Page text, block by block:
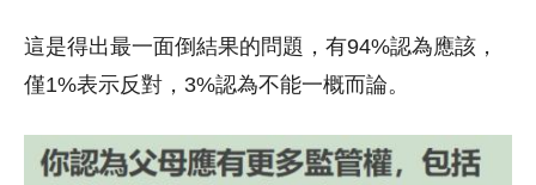
這是得出最一面倒結果的問題，有94%認為應該，
僅1%表示反對，3%認為不能一概而論。